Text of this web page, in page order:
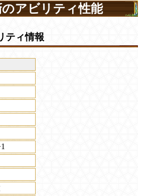
アビリティ性能
ティ情報